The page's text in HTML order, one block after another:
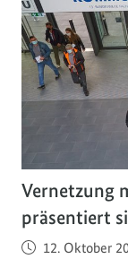
Vernetzung
präsentiert
Veröffentlicht
12. Oktober